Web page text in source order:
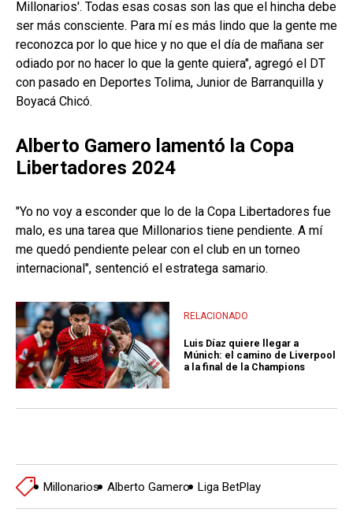
Millonarios'. Todas esas cosas son las que el hincha debe
ser más consciente. Para mí es más lindo que la gente me
reconozca por lo que hice y no que el día de mañana ser
odiado por no hacer lo que la gente quiera", agregó el DT
con pasado en Deportes Tolima, Junior de Barranquilla y
Boyacá Chicó.
Alberto Gamero lamentó la Copa
Libertadores 2024
"Yo no voy a esconder que lo de la Copa Libertadores fue
malo, es una tarea que Millonarios tiene pendiente. A mí
me quedó pendiente pelear con el club en un torneo
internacional", sentenció el estratega samario.
RELACIONADO
Luis Díaz quiere llegar a
Múnich: el camino de Liverpool
a la final de la Champions
Millonarios Alberto Gamero Liga BetPlay